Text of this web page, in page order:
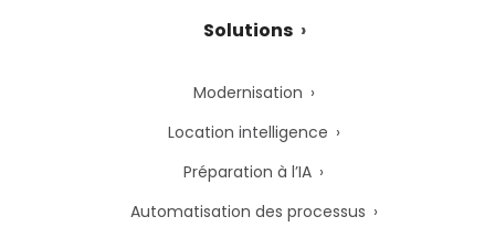
Solutions
Modernisation
Location intelligence
Préparation à l’IA
Automatisation des processus